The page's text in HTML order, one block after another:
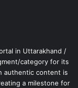
in Uttarakhand /
category for its
authentic content is
a milestone for